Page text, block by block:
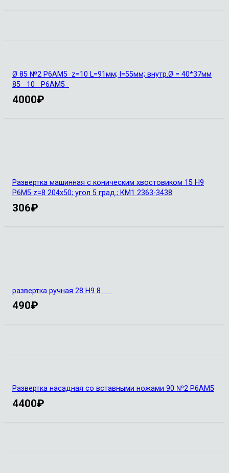
Ø 85 №2 Р6АМ5 z=10 L=91мм; l=55мм; внутр.Ø = 40*37мм
85 10 Р6АМ5
4000₽
Развертка машинная с коническим хвостовиком 15 H9
Р6М5 z=8 204х50; угол 5 град.; КМ1 2363-3438
306₽
развертка ручная 28 Н9 8
490₽
Развертка насадная со вставными ножами 90 №2 Р6АМ5
4400₽